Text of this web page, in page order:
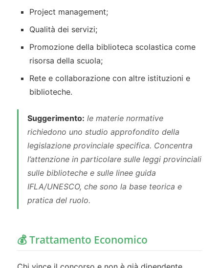
Project management;
Qualità dei servizi;
Promozione della biblioteca scolastica come
risorsa della scuola;
Rete e collaborazione con altre istituzioni e
biblioteche.
Suggerimento: le materie normative
richiedono uno studio approfondito della
legislazione provinciale specifica. Concentra
l’attenzione in particolare sulle leggi provinciali
sulle biblioteche e sulle linee guida
IFLA/UNESCO, che sono la base teorica e
pratica del ruolo.
💰 Trattamento Economico